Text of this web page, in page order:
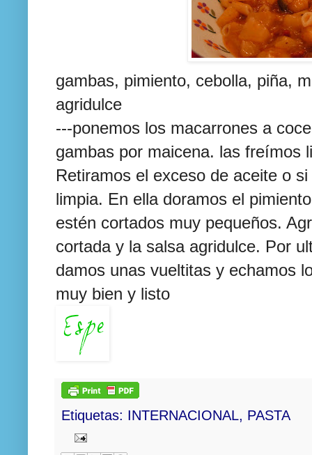
gambas, pimiento, cebolla, piña,
agridulce
---ponemos los macarrones a
gambas por maicena. las freímos
Retiramos el exceso de aceite o si
limpia. En ella doramos el
estén cortados muy pequeños.
cortada y la salsa agridulce. Por
damos unas vueltitas y echamos
muy bien y listo
Etiquetas: INTERNACIONAL, PASTA